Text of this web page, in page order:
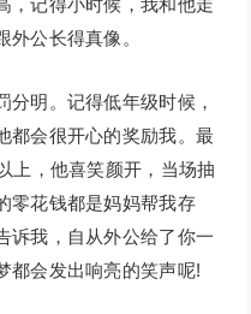
，记得小时候，我和他走
公长得真像。
明。记得低年级时候，
都会很开心的奖励我。最
上，他喜笑颜开，当场抽
零花钱都是妈妈帮我存
诉我，自从外公给了你一
都会发出响亮的笑声呢!